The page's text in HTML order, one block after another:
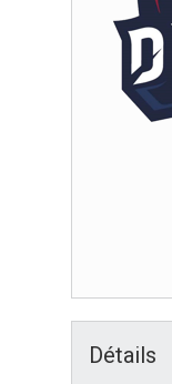
Détails